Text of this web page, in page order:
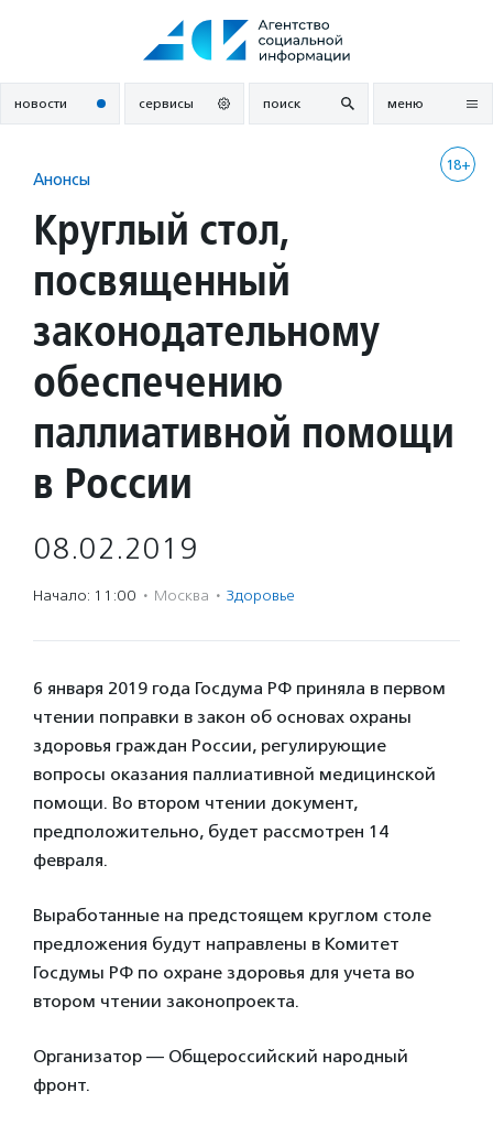
новости сервисы поиск меню
18+
Анонсы
Круглый стол,
посвященный
законодательному
обеспечению
паллиативной помощи
в России
08.02.2019
Начало: 11:00 · Москва · Здоровье
6 января 2019 года Госдума РФ приняла в первом
чтении поправки в закон об основах охраны
здоровья граждан России, регулирующие
вопросы оказания паллиативной медицинской
помощи. Во втором чтении документ,
предположительно, будет рассмотрен 14
февраля.
Выработанные на предстоящем круглом столе
предложения будут направлены в Комитет
Госдумы РФ по охране здоровья для учета во
втором чтении законопроекта.
Организатор — Общероссийский народный
фронт.